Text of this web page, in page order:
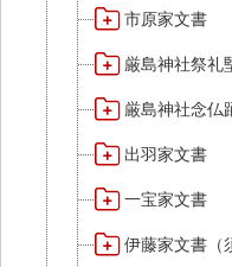
市原家文書
厳島神社祭礼
厳島神社念仏
出羽家文書
一宝家文書
伊藤家文書（